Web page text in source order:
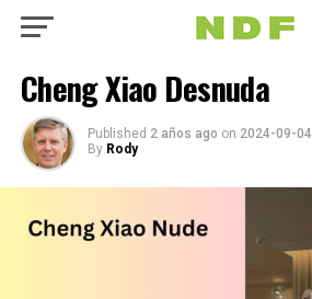
Cheng Xiao Desnuda
Published 2 años ago on 2024-09-04
By Rody